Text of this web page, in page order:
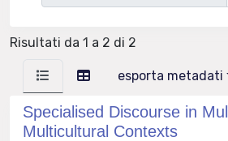
Risultati da 1 a 2 di 2
esporta metadati
Specialised Discourse in
Multicultural Contexts